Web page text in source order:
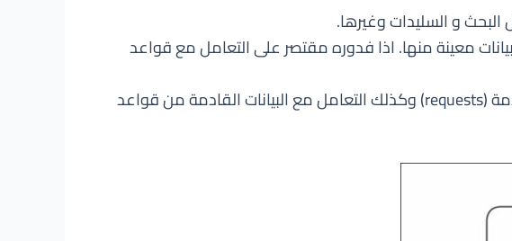
و السليدات وغيرها.
معينة منها. اذا فدوره مقتصر على التعامل مع قواعد
: هو الوسيط بين view و controller فهو يعالج العمليات المنطقية والطلبات القادمة (requests) وكذلك التعامل مع البيانات القادمة من قواعد